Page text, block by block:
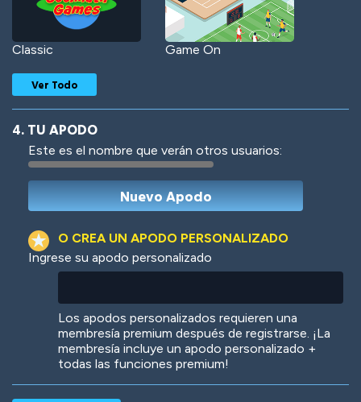
Classic Game On
Woof Jungle Cats
Ver Todo
4. TU APODO
Este es el nombre que verán otros usuarios:
O CREA UN APODO PERSONALIZADO
Ingrese su apodo personalizado
Los apodos personalizados requieren una
membresía premium después de registrarse. ¡La
membresía incluye un apodo personalizado +
todas las funciones premium!